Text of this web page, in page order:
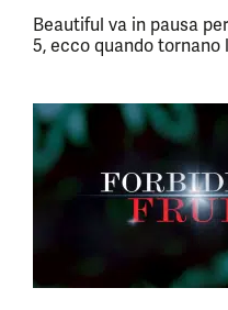
Beautiful va in pausa
5, ecco quando tornano